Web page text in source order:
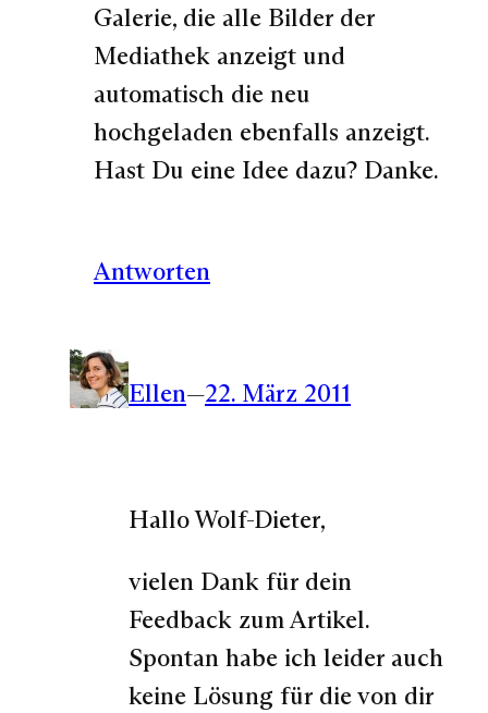
Galerie, die alle Bilder der
Mediathek anzeigt und
automatisch die neu
hochgeladen ebenfalls anzeigt.
Hast Du eine Idee dazu? Danke.
Antworten
Ellen—22. März 2011
Hallo Wolf-Dieter,
vielen Dank für dein
Feedback zum Artikel.
Spontan habe ich leider auch
keine Lösung für die von dir